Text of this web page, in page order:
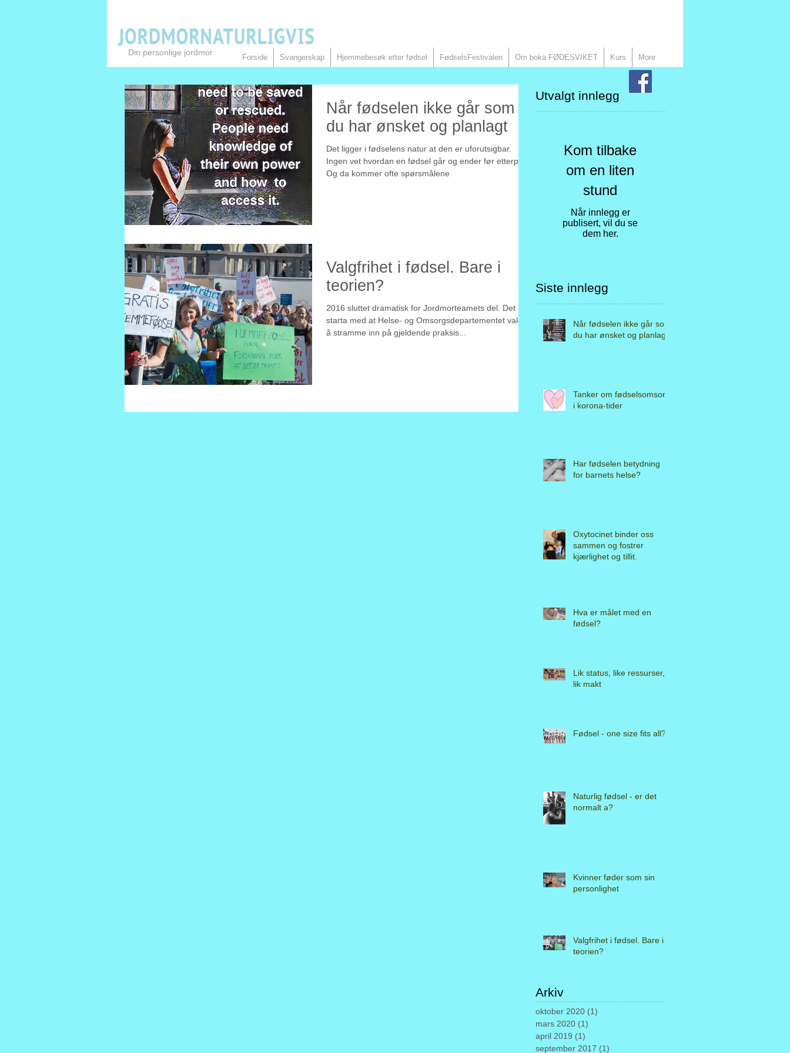
Din personlige jordmor
Forside Svangerskap Hjemmebesøk etter fødsel FødselsFestivalen Om boka FØDESVIKET Kurs More
Når fødselen ikke går som
du har ønsket og planlagt
Det ligger i fødselens natur at den er uforutsigbar.
Ingen vet hvordan en fødsel går og ender før etterpå.
Og da kommer ofte spørsmålene
Valgfrihet i fødsel. Bare i
teorien?
2016 sluttet dramatisk for Jordmorteamets del. Det
starta med at Helse- og Omsorgsdepartementet valgte
å stramme inn på gjeldende praksis...
Utvalgt innlegg
Kom tilbake
om en liten
stund
Når innlegg er
publisert, vil du se
dem her.
Siste innlegg
Når fødselen ikke går som
du har ønsket og planlagt
Tanker om fødselsomsorg
i korona-tider
Har fødselen betydning
for barnets helse?
Oxytocinet binder oss
sammen og fostrer
kjærlighet og tillit.
Hva er målet med en
fødsel?
Lik status, like ressurser,
lik makt
Fødsel - one size fits all?
Naturlig fødsel - er det
normalt a?
Kvinner føder som sin
personlighet
Valgfrihet i fødsel. Bare i
teorien?
Arkiv
oktober 2020 (1)
mars 2020 (1)
april 2019 (1)
september 2017 (1)